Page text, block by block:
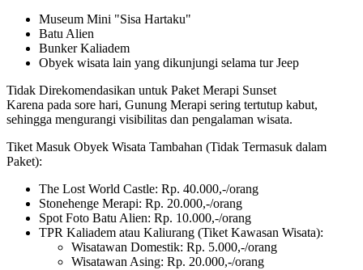
Museum Mini "Sisa Hartaku"
Batu Alien
Bunker Kaliadem
Obyek wisata lain yang dikunjungi selama tur Jeep
Tidak Direkomendasikan untuk Paket Merapi Sunset
Karena pada sore hari, Gunung Merapi sering tertutup kabut,
sehingga mengurangi visibilitas dan pengalaman wisata.
Tiket Masuk Obyek Wisata Tambahan (Tidak Termasuk dalam
Paket):
The Lost World Castle: Rp. 40.000,-/orang
Stonehenge Merapi: Rp. 20.000,-/orang
Spot Foto Batu Alien: Rp. 10.000,-/orang
TPR Kaliadem atau Kaliurang (Tiket Kawasan Wisata):
Wisatawan Domestik: Rp. 5.000,-/orang
Wisatawan Asing: Rp. 20.000,-/orang